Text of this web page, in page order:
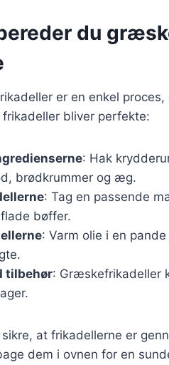
du
er en enkel
bliver perfekte:
: Hak
brødkrummer og æg.
: Tag en passende
bøffer.
: Varm olie i en
tilbehør: Græskefrikadeller
at frikadellerne er
dem i ovnen for en